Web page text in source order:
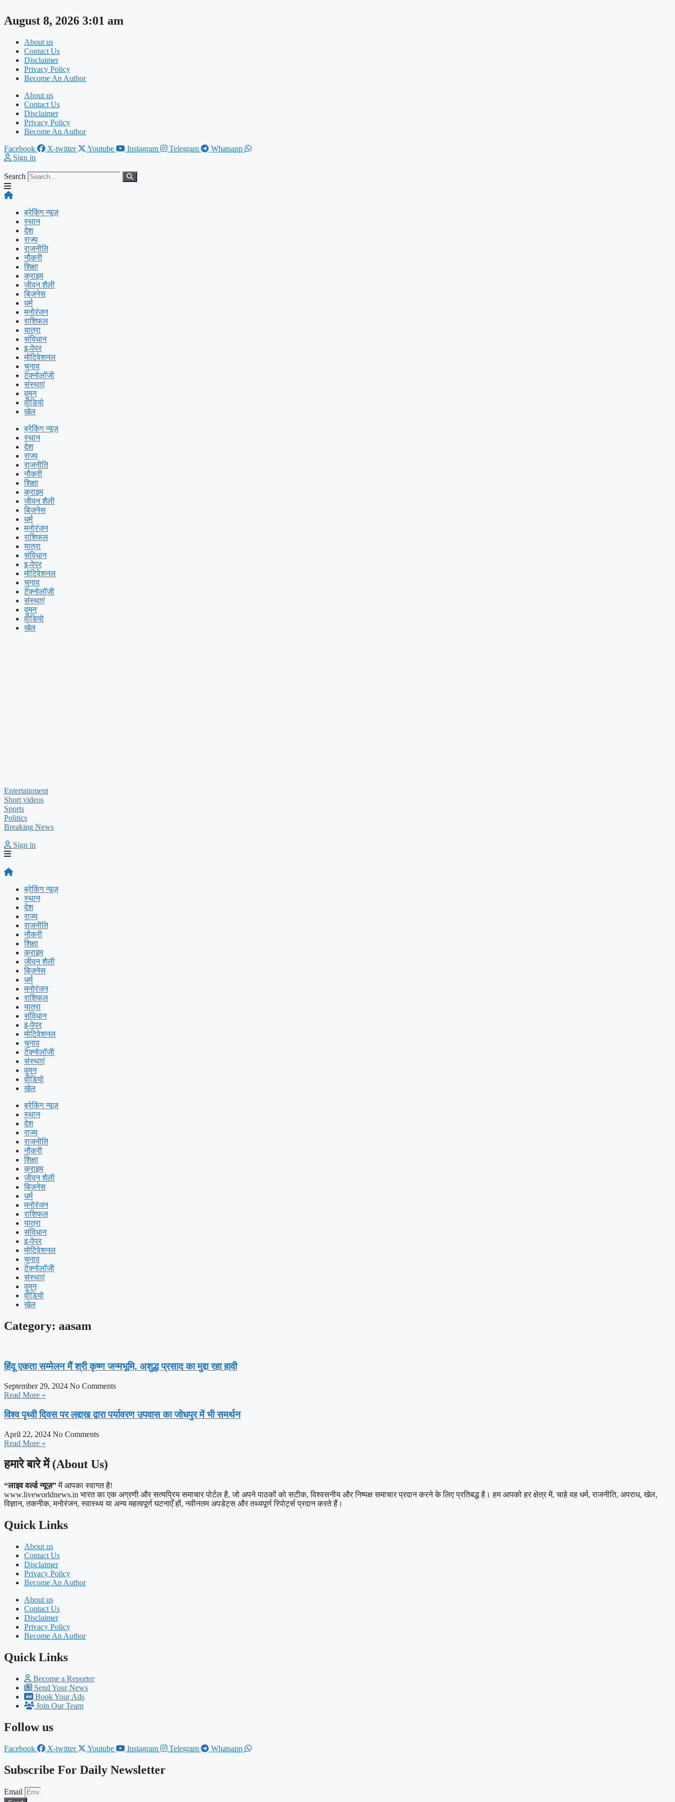
to
content
August 8, 2026 3:01 am
About us
Contact Us
Disclaimer
Privacy Policy
Become An Author
About us
Contact Us
Disclaimer
Privacy Policy
Become An Author
Facebook
X-twitter Youtube Instagram Telegram
Whatsapp
Sign in
Search
ब्रेकिंग न्यूज़
स्थान
देश
राज्य
राजनीति
नौकरी
शिक्षा
क्राइम
जीवन शैली
बिज़नेस
धर्म
मनोरंजन
राशिफल
यात्रा
संविधान
इ-पेपर
मोटिवेशनल
चुनाव
टेक्नोलॉजी
संस्थाएं
वुमन
वीडियो
खेल
ब्रेकिंग न्यूज़
स्थान
देश
राज्य
राजनीति
नौकरी
शिक्षा
क्राइम
जीवन शैली
बिज़नेस
धर्म
मनोरंजन
राशिफल
यात्रा
संविधान
इ-पेपर
मोटिवेशनल
चुनाव
टेक्नोलॉजी
संस्थाएं
वुमन
वीडियो
खेल
Entertainment
Short videos
Sports
Politics
Breaking News
Sign in
ब्रेकिंग न्यूज़
स्थान
देश
राज्य
राजनीति
नौकरी
शिक्षा
क्राइम
जीवन शैली
बिज़नेस
धर्म
मनोरंजन
राशिफल
यात्रा
संविधान
इ-पेपर
मोटिवेशनल
चुनाव
टेक्नोलॉजी
संस्थाएं
वुमन
वीडियो
खेल
ब्रेकिंग न्यूज़
स्थान
देश
राज्य
राजनीति
नौकरी
शिक्षा
क्राइम
जीवन शैली
बिज़नेस
धर्म
मनोरंजन
राशिफल
यात्रा
संविधान
इ-पेपर
मोटिवेशनल
चुनाव
टेक्नोलॉजी
संस्थाएं
वुमन
वीडियो
खेल
Category: aasam
हिंदू एकता सम्मेलन मैं श्री कृष्ण जन्मभूमि, अशुद्ध प्रसाद का मुद्दा रहा हावी
September 29, 2024 No Comments
Read More »
विश्व पृथ्वी दिवस पर लद्दाख द्वारा पर्यावरण उपवास का जोधपुर में भी समर्थन
April 22, 2024 No Comments
Read More »
हमारे बारे में (About Us)
“लाइव वर्ल्ड न्यूज़”में आपका स्वागत है!
www.liveworldnews.in भारत का एक अग्रणी और सत्यप्रिय समाचार पोर्टल है, जो अपने पाठकों को सटीक, विश्वसनीय और निष्पक्ष समाचार प्रदान करने के लिए प्रतिबद्ध है। हम आपको हर क्षेत्र में, चाहे वह धर्म, राजनीति, अपराध, खेल,
विज्ञान, तकनीक, मनोरंजन, स्वास्थ्य या अन्य महत्वपूर्ण घटनाएँ हों, नवीनतम अपडेट्स और तथ्यपूर्ण रिपोर्ट्स प्रदान करते हैं।
Quick Links
About us
Contact Us
Disclaimer
Privacy Policy
Become An Author
About us
Contact Us
Disclaimer
Privacy Policy
Become An Author
Quick Links
Become a Reporter
Send Your News
Book Your Ads
Join Our Team
Follow us
Facebook X-twitter Youtube Instagram Telegram Whatsapp
Subscribe For Daily Newsletter
Email